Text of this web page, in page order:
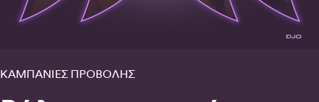
ΚΑΜΠΑΝΙΕΣ ΠΡΟΒΟΛΗΣ